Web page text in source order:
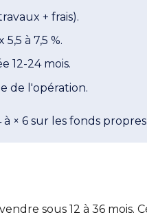
+ frais).
à 7,5 %.
12-24 mois.
de l'opération.
× 6 sur les fonds
sous 12 à 36